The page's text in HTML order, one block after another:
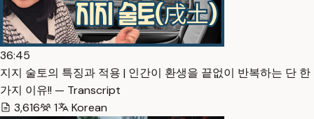
36:45
지지 술토의 특징과 적용 | 인간이 환생을 끝없이 반복하는 단 한
가지 이유!! — Transcript
3,616
1 Korean